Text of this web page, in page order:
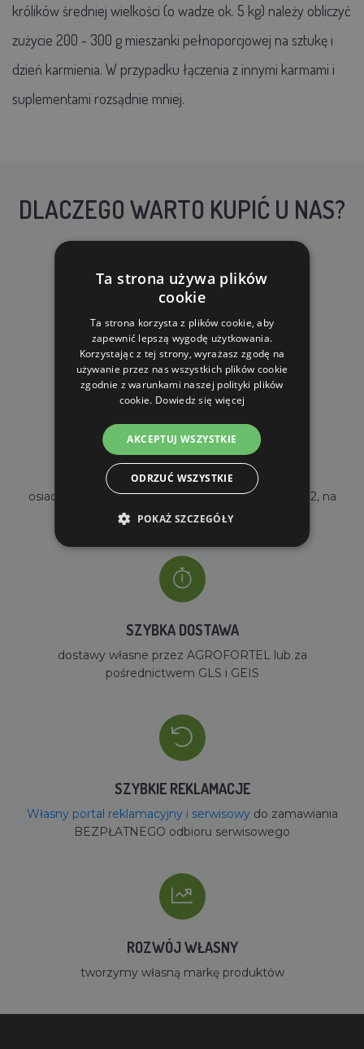
królików średniej wielkości (o wadze ok. 5 kg) należy obliczyć
zużycie 200 - 300 g mieszanki pełnoporcjowej na sztukę i
dzień karmienia. W przypadku łączenia z innymi karmami i
suplementami rozsądnie mniej.
DLACZEGO WARTO KUPIĆ U NAS?
DARMOWA WYSYŁKA
dla zamówień od 690 zł z VAT
WŁASNY MAGAZYN
osiadamy własny magazyn o powierzchni 2000m2, na
stanie mamy ponad 35000 sztuk towarów
SZYBKA DOSTAWA
dostawy własne przez AGROFORTEL lub za
pośrednictwem GLS i GEIS
SZYBKIE REKLAMACJE
Własny portal reklamacyjny i serwisowydo zamawiania
BEZPŁATNEGO odbioru serwisowego
ROZWÓJ WŁASNY
tworzymy własną markę produktów
Ta strona używa plików
cookie
Ta strona korzysta z plików cookie, aby
zapewnić lepszą wygodę użytkowania.
Korzystając z tej strony, wyrażasz zgodę na
używanie przez nas wszystkich plików cookie
zgodnie z warunkami naszej polityki plików
cookie. Dowiedz się więcej
AKCEPTUJ WSZYSTKIE
ODRZUĆ WSZYSTKIE
POKAŻ SZCZEGÓŁY